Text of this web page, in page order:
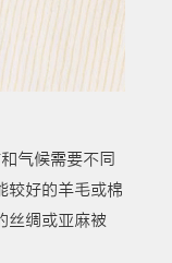
气候需要不同
较好的羊毛或棉
丝绸或亚麻被